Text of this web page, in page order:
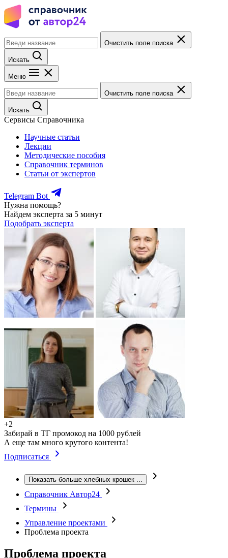
Очистить поле поиска
Искать
Меню
Очистить поле поиска
Искать
Сервисы Справочника
Научные статьи
Лекции
Методические пособия
Справочник терминов
Статьи от экспертов
Telegram Bot
Нужна помощь?
Найдем эксперта за 5 минут
Подобрать эксперта
+2
Забирай в ТГ промокод на 1000 рублей
А еще там много крутого контента!
Подписаться
Показать больше хлебных крошек ...
Справочник Автор24
Термины
Управление проектами
Проблема проекта
Проблема проекта